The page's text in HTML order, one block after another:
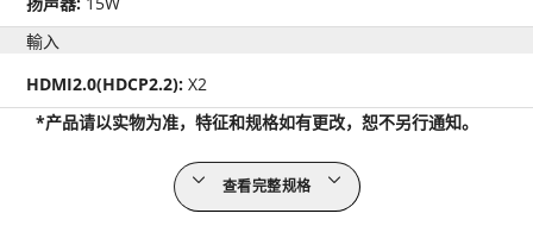
輸入
HDMI2.0(HDCP2.2):X2
*产品请以实物为准，特征和规格如有更改，恕不另行通知。
查看完整规格